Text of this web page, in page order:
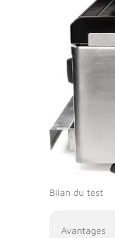
Bilan du test
Avantages